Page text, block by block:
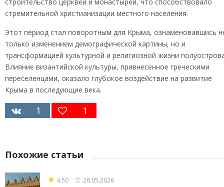
стремительной христианизации местного населения.
Этот период стал поворотным для Крыма, ознаменовавшись
только изменением демографической картины, но и
трансформацией культурной и религиозной жизни
Влияние византийской культуры, привнесенное греческими
переселенцами, оказало глубокое воздействие на развитие
Крыма в последующие века.
1 1
Похожие статьи
★ 4.50 26.05.2026